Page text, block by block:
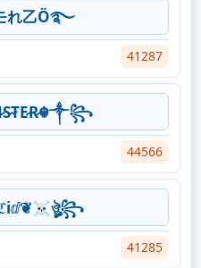
モれ乙Ö࿐
41287
44566
41285